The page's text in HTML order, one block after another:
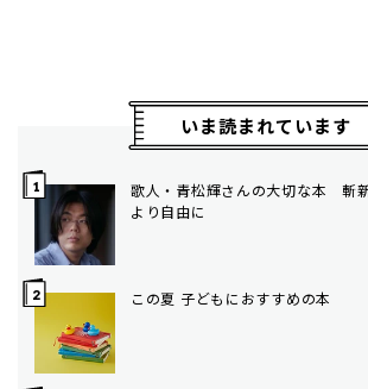
いま読まれています
歌人・青松輝さんの大切な本 斬新
より自由に
この夏 子どもにおすすめの本